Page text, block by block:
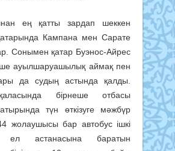
ең қатты зардап шеккен
Кампана мен Сарате
Сонымен қатар Буэнос-Айрес
ауылшаруашылық аймақ пен
да судың астында қалды.
бірнеше отбасы
түн өткізуге мәжбүр
жолаушысы бар автобус ішкі
ел астанасына баратын